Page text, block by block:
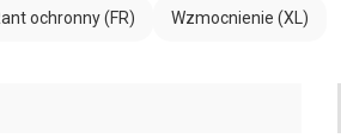
ochronny (FR) Wzmocnienie (XL)